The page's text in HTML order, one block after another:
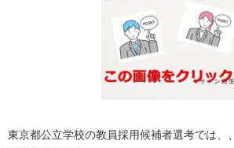
東京都公立学校の教員採用候補者選考では、、